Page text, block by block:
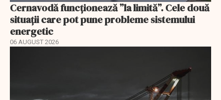
Cernavodă funcționează ”la limită”. Cele două
situații care pot pune probleme sistemului
energetic
06 AUGUST 2026